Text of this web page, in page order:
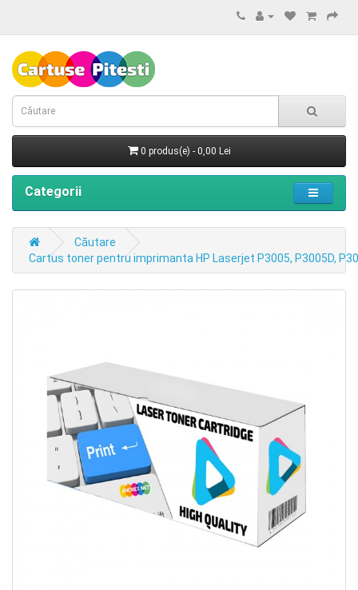
0 produs(e) - 0,00 Lei
Categorii
Căutare
Cartus toner pentru imprimanta HP Laserjet P3005, P3005D,